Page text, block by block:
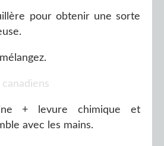
pour obtenir une sorte
+ levure chimique et
avec les mains.